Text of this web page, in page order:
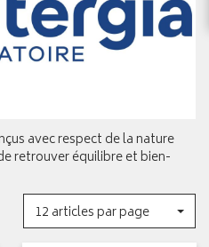
avec respect de la nature
retrouver équilibre et bien-
12 articles par page